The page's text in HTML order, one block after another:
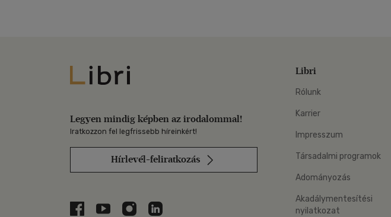
Libri
Legyen mindig képben az irodalommal!
Iratkozzon fel legfrissebb híreinkért!
Hírlevél-feliratkozás
Libri a Facebookon
Libri a Youtube-on
Libri az Instagramon
Libri a LinkedInen
Libri
Rólunk
Karrier
Impresszum
Társadalmi programok
Adományozás
Akadálymentesítési
nyilatkozat